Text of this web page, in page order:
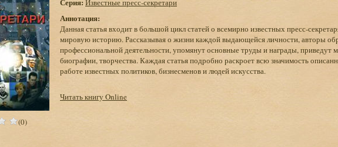
(0)
Известные пресс-секретари
Аннотация:
Данная статья входит в большой цикл статей о всемирно известных пресс-
мировую историю. Рассказывая о жизни каждой выдающейся личности, авторы
профессиональной деятельности, упомянут основные труды и награды, приведут
биографии, творчества. Каждая статья подробно раскроет всю значимость
работе известных политиков, бизнесменов и людей искусства.
Читать книгу Online